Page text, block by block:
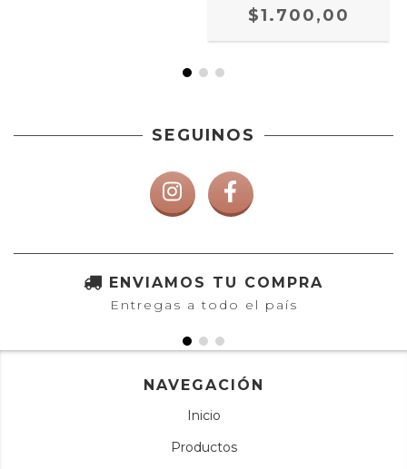
$1.700,00
SEGUINOS
ENVIAMOS TU COMPRA
Entregas a todo el país
NAVEGACIÓN
Inicio
Productos